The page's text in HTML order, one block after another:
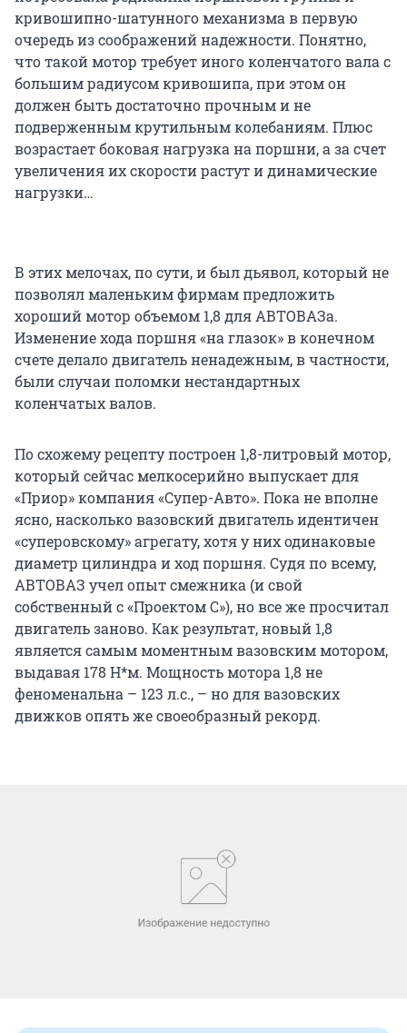
кривошипно-шатунного механизма в первую
очередь из соображений надежности. Понятно,
что такой мотор требует иного коленчатого вала с
большим радиусом кривошипа, при этом он
должен быть достаточно прочным и не
подверженным крутильным колебаниям. Плюс
возрастает боковая нагрузка на поршни, а за счет
увеличения их скорости растут и динамические
нагрузки…
В этих мелочах, по сути, и был дьявол, который не
позволял маленьким фирмам предложить
хороший мотор объемом 1,8 для АВТОВАЗа.
Изменение хода поршня «на глазок» в конечном
счете делало двигатель ненадежным, в частности,
были случаи поломки нестандартных
коленчатых валов.
По схожему рецепту построен 1,8-литровый мотор,
который сейчас мелкосерийно выпускает для
«Приор» компания «Супер-Авто». Пока не вполне
ясно, насколько вазовский двигатель идентичен
«суперовскому» агрегату, хотя у них одинаковые
диаметр цилиндра и ход поршня. Судя по всему,
АВТОВАЗ учел опыт смежника (и свой
собственный с «Проектом С»), но все же просчитал
двигатель заново. Как результат, новый 1,8
является самым моментным вазовским мотором,
выдавая 178 Н*м. Мощность мотора 1,8 не
феноменальна – 123 л.с., – но для вазовских
движков опять же своеобразный рекорд.